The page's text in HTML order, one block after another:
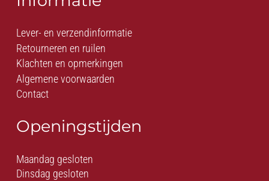
Lever- en verzendinformatie
Retourneren en ruilen
Klachten en opmerkingen
Algemene voorwaarden
Contact
Openingstijden
Maandag gesloten
Dinsdag gesloten